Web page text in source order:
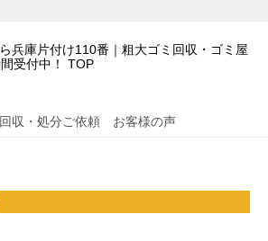
兵庫片付け110番｜粗大ゴミ回収・ゴミ屋
受付中！
TOP
収・処分ご依頼 お客様の声